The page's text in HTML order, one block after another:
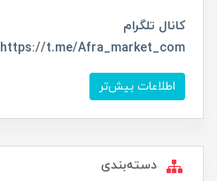
کانال تلگرام
https://t.me/Afra_market_com
اطلاعات بیش‌تر
دسته‌بندی